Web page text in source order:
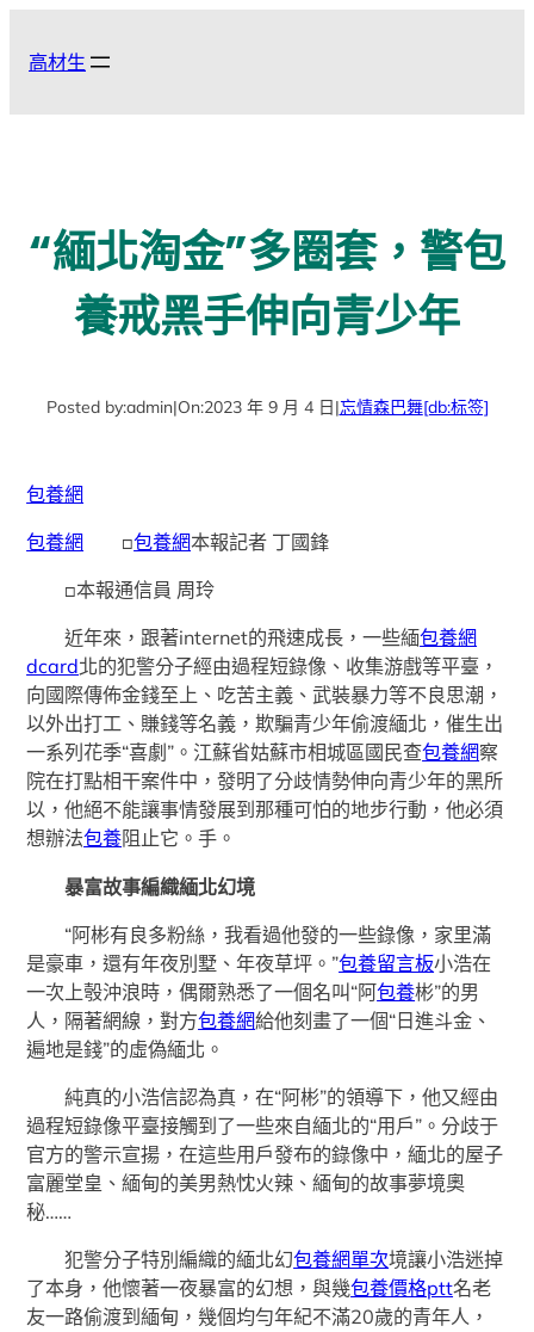
高材生
“緬北淘金”多圈套，警包
養戒黑手伸向青少年
Posted by:admin|On:2023 年 9 月 4 日|忘情森巴舞[db:标签]
包養網
包養網 □包養網本報記者 丁國鋒
□本報通信員 周玲
近年來，跟著internet的飛速成長，一些緬包養網
dcard北的犯警分子經由過程短錄像、收集游戲等平臺，
向國際傳佈金錢至上、吃苦主義、武裝暴力等不良思潮，
以外出打工、賺錢等名義，欺騙青少年偷渡緬北，催生出
一系列花季“喜劇”。江蘇省姑蘇市相城區國民查包養網察
院在打點相干案件中，發明了分歧情勢伸向青少年的黑所
以，他絕不能讓事情發展到那種可怕的地步行動，他必須
想辦法包養阻止它。手。
暴富故事編織緬北幻境
“阿彬有良多粉絲，我看過他發的一些錄像，家里滿
是豪車，還有年夜別墅、年夜草坪。”包養留言板小浩在
一次上彀沖浪時，偶爾熟悉了一個名叫“阿包養彬”的男
人，隔著網線，對方包養網給他刻畫了一個“日進斗金、
遍地是錢”的虛偽緬北。
純真的小浩信認為真，在“阿彬”的領導下，他又經由
過程短錄像平臺接觸到了一些來自緬北的“用戶”。分歧于
官方的警示宣揚，在這些用戶發布的錄像中，緬北的屋子
富麗堂皇、緬甸的美男熱忱火辣、緬甸的故事夢境奧
秘……
犯警分子特別編織的緬北幻包養網單次境讓小浩迷掉
了本身，他懷著一夜暴富的幻想，與幾包養價格ptt名老
友一路偷渡到緬甸，幾個均勻年紀不滿20歲的青年人，